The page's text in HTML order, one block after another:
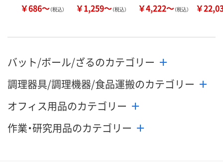
￥686～（税込） ￥1,259～（税込） ￥4,222～（税込） ￥
バット/ボール/ざるのカテゴリー
調理器具/調理機器/食品運搬のカテゴリー
オフィス用品のカテゴリー
作業・研究用品のカテゴリー